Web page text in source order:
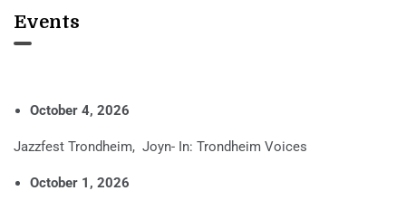
Events
October 4, 2026
Jazzfest Trondheim, Joyn- In: Trondheim Voices
October 1, 2026